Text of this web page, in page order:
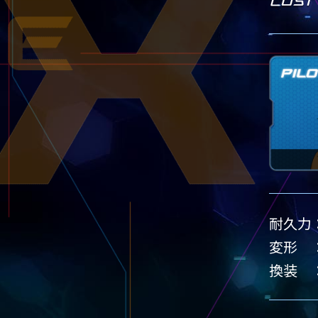
耐久力
変形
換装